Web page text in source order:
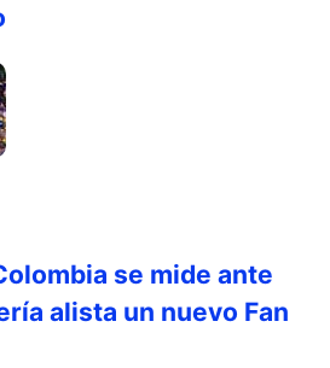
se mide ante
alista un nuevo Fan